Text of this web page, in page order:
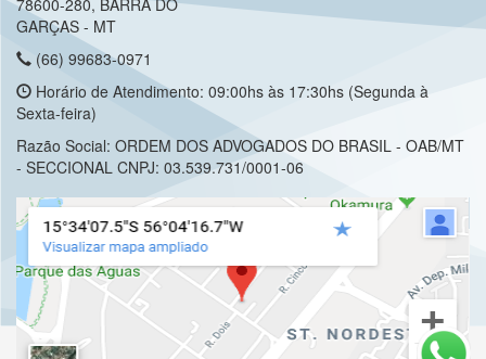
78600-280, BARRA DO
GARÇAS - MT
(66) 99683-0971
Horário de Atendimento: 09:00hs às 17:30hs (Segunda à
Sexta-feira)
Razão Social: ORDEM DOS ADVOGADOS DO BRASIL - OAB/MT
- SECCIONAL CNPJ: 03.539.731/0001-06